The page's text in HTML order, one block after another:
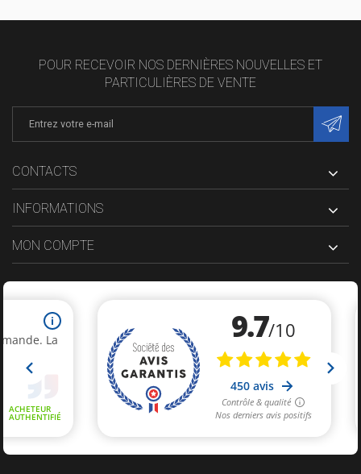
POUR RECEVOIR NOS DERNIÈRES NOUVELLES ET
PARTICULIÈRES DE VENTE
CONTACTS
INFORMATIONS
MON COMPTE